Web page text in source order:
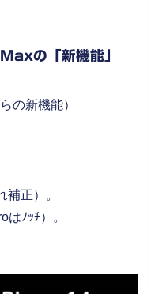
の「新機能」
の新機能）
補正）。
ﾉｯﾁ）。